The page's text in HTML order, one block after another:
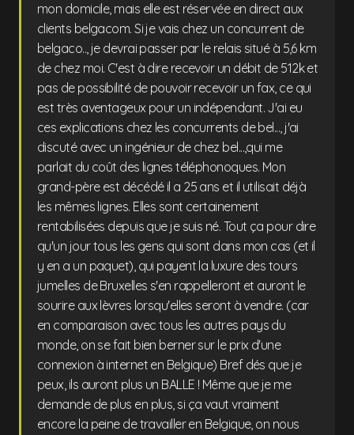
mon domicile, mais elle est réservée en direct aux
clients belgacom. Si je vais chez un concurrent de
belgaco.., je devrai passer par le relais situé à 5,6 km
de chez moi. C'est à dire recevoir un débit de 512k et
pas de possibilité de pouvoir recevoir un fax, ce qui
est très aventageux pour un indépendant. J'ai eu
ces explications chez les concurrents de bel..., j'ai
discuté avec un ingénieur de chez bel...,qui me
parlait du coût des lignes téléphonoques. Mon
grand-père est décédé il a 25 ans et il utilisait déjà
les mêmes lignes. Elles sont certainement
rentabilisées depuis que je suis né. Tout ça pour dire
qu'un jour tous les gens qui sont dans mon cas (et il
y en a un paquet), qui payent la luxure des tours
jumelles de Bruxelles s'en rappelleront et auront le
sourire aux lèvres lorsqu'elles seront à vendre. (car
en comparaison avec tous les autres pays du
monde, on se fait bien berner sur le prix d'une
connexion à internet en Belgique) Bref dés que je
peux, ils auront plus un BALLE ! Même que je me
demande de plus en plus, si ça vaut vraiment
encore la peine de travailler en Belgique, on nous